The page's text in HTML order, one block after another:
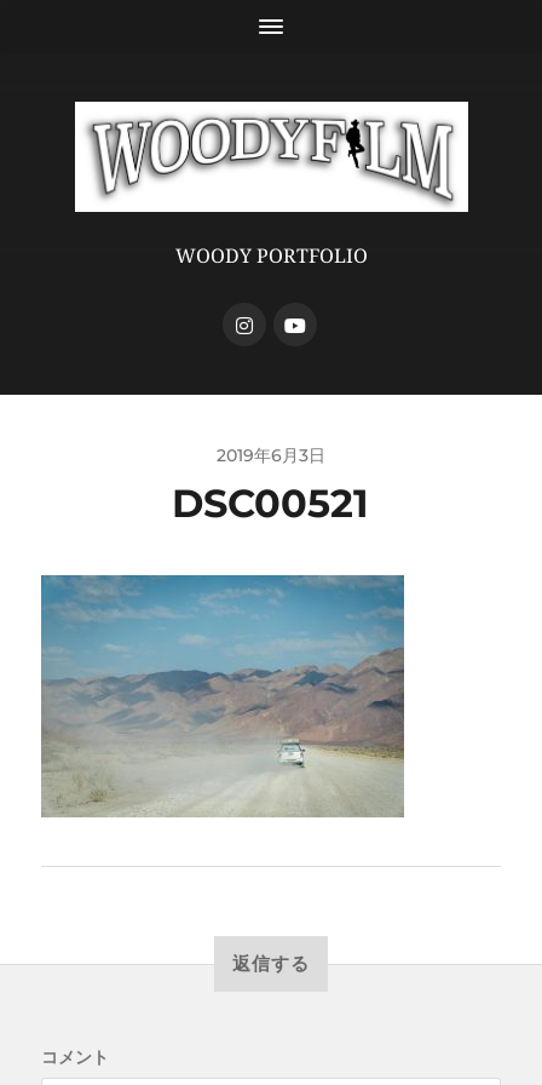
WOODY PORTFOLIO
2019年6月3日
DSC00521
返信する
コメント